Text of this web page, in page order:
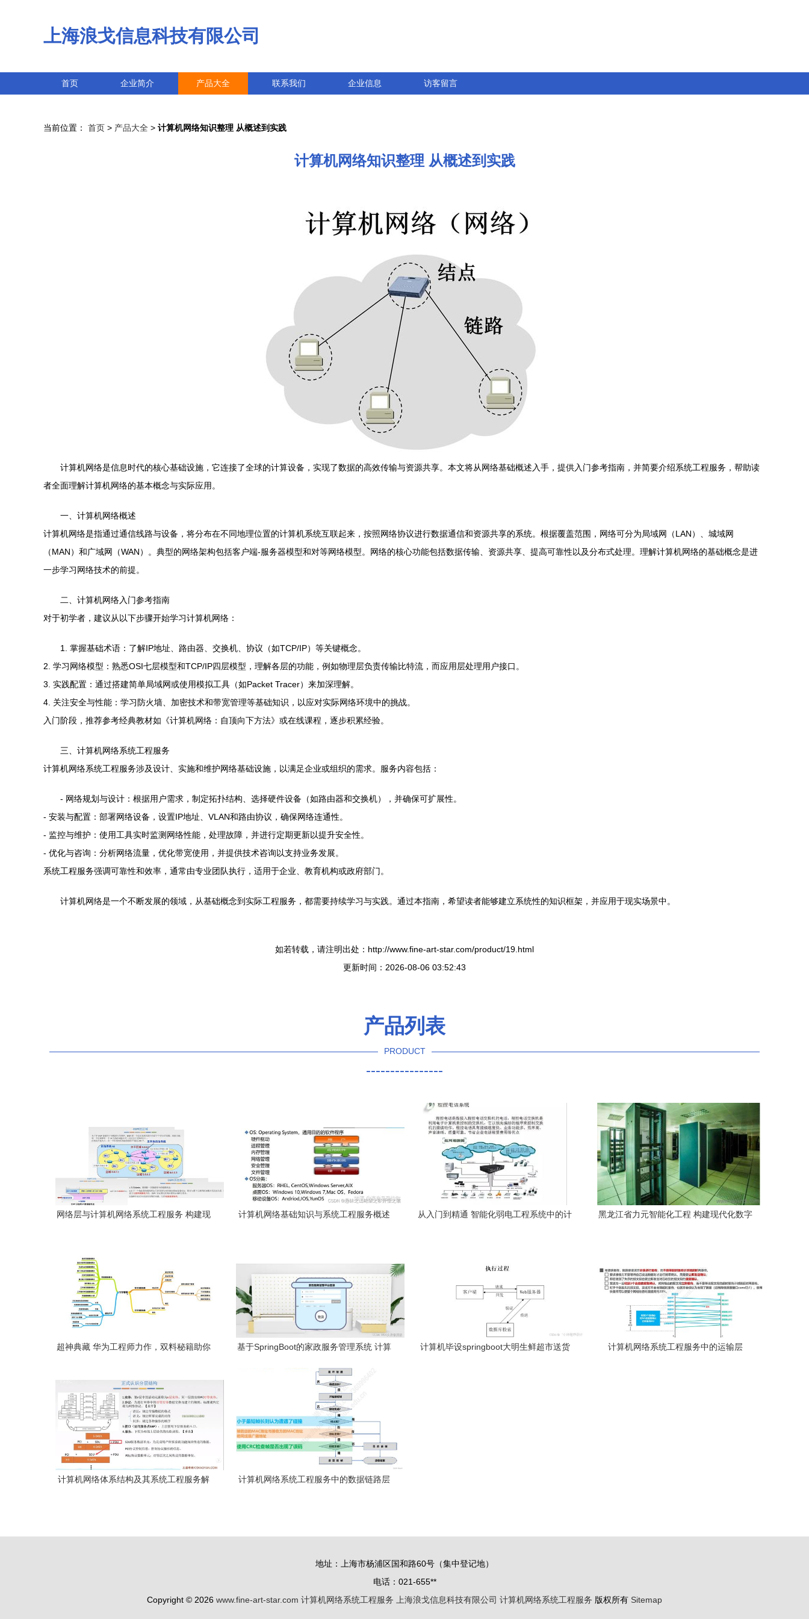
上海浪戈信息科技有限公司
首页 企业简介 产品大全 联系我们 企业信息 访客留言
当前位置： 首页 > 产品大全 > 计算机网络知识整理 从概述到实践
计算机网络知识整理 从概述到实践
计算机网络是信息时代的核心基础设施，它连接了全球的计算设备，实现了数据的高效传输与资源共享。本文将从网络基础概述入手，提供入门参考指南，并简要介绍系统工程服务，帮助读
者全面理解计算机网络的基本概念与实际应用。
一、计算机网络概述
计算机网络是指通过通信线路与设备，将分布在不同地理位置的计算机系统互联起来，按照网络协议进行数据通信和资源共享的系统。根据覆盖范围，网络可分为局域网（LAN）、城域网
（MAN）和广域网（WAN）。典型的网络架构包括客户端-服务器模型和对等网络模型。网络的核心功能包括数据传输、资源共享、提高可靠性以及分布式处理。理解计算机网络的基础概念是进
一步学习网络技术的前提。
二、计算机网络入门参考指南
对于初学者，建议从以下步骤开始学习计算机网络：
1. 掌握基础术语：了解IP地址、路由器、交换机、协议（如TCP/IP）等关键概念。
2. 学习网络模型：熟悉OSI七层模型和TCP/IP四层模型，理解各层的功能，例如物理层负责传输比特流，而应用层处理用户接口。
3. 实践配置：通过搭建简单局域网或使用模拟工具（如Packet Tracer）来加深理解。
4. 关注安全与性能：学习防火墙、加密技术和带宽管理等基础知识，以应对实际网络环境中的挑战。
入门阶段，推荐参考经典教材如《计算机网络：自顶向下方法》或在线课程，逐步积累经验。
三、计算机网络系统工程服务
计算机网络系统工程服务涉及设计、实施和维护网络基础设施，以满足企业或组织的需求。服务内容包括：
- 网络规划与设计：根据用户需求，制定拓扑结构、选择硬件设备（如路由器和交换机），并确保可扩展性。
- 安装与配置：部署网络设备，设置IP地址、VLAN和路由协议，确保网络连通性。
- 监控与维护：使用工具实时监测网络性能，处理故障，并进行定期更新以提升安全性。
- 优化与咨询：分析网络流量，优化带宽使用，并提供技术咨询以支持业务发展。
系统工程服务强调可靠性和效率，通常由专业团队执行，适用于企业、教育机构或政府部门。
计算机网络是一个不断发展的领域，从基础概念到实际工程服务，都需要持续学习与实践。通过本指南，希望读者能够建立系统性的知识框架，并应用于现实场景中。
如若转载，请注明出处：http://www.fine-art-star.com/product/19.html
更新时间：2026-08-06 03:52:43
产品列表
PRODUCT
----------------
网络层与计算机网络系统工程服务 构建现
计算机网络基础知识与系统工程服务概述
从入门到精通 智能化弱电工程系统中的计
黑龙江省力元智能化工程 构建现代化数字
超神典藏 华为工程师力作，双料秘籍助你
基于SpringBoot的家政服务管理系统 计算
计算机毕设springboot大明生鲜超市送货
计算机网络系统工程服务中的运输层
计算机网络体系结构及其系统工程服务解
计算机网络系统工程服务中的数据链路层
地址：上海市杨浦区国和路60号（集中登记地）
电话：021-655**
Copyright © 2026 www.fine-art-star.com 计算机网络系统工程服务 上海浪戈信息科技有限公司 计算机网络系统工程服务 版权所有 Sitemap